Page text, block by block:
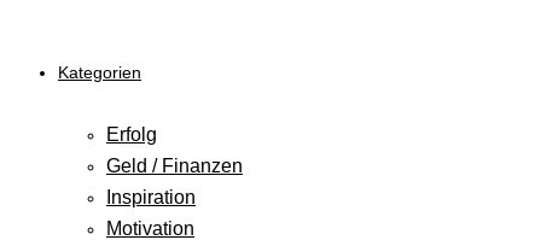
Kategorien
Erfolg
Geld / Finanzen
Inspiration
Motivation